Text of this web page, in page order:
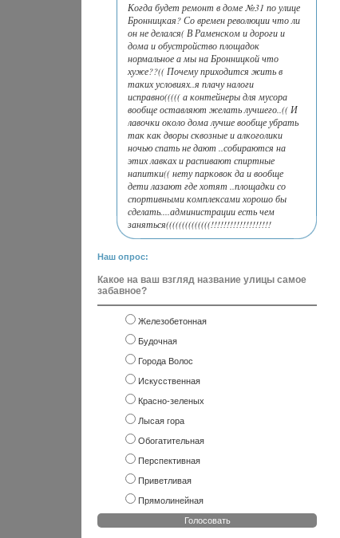
Когда будет ремонт в доме №31 по улице
Бронницкая? Со времен революции что ли
он не делался( В Раменском и дороги и
дома и обустройство площадок
нормальное а мы на Бронницкой что
хуже??(( Почему приходится жить в
таких условиях..я плачу налоги
исправно((((( а контейнеры для мусора
вообще оставляют желать лучшего..(( И
лавочки около дома лучше вообще убрать
так как дворы сквозные и алкоголики
ночью спать не дают ..собираются на
этих лавках и распивают спиртные
напитки(( нету парковок да и вообще
дети лазают где хотят ..площадки со
спортивными комплексами хорошо бы
сделать....администрации есть чем
заняться((((((((((((((!!!!!!!!!!!!!!!!!!!
Наш опрос:
Какое на ваш взгляд название улицы самое
забавное?
Железобетонная
Будочная
Города Волос
Искусственная
Красно-зеленых
Лысая гора
Обогатительная
Перспективная
Приветливая
Прямолинейная
Голосовать